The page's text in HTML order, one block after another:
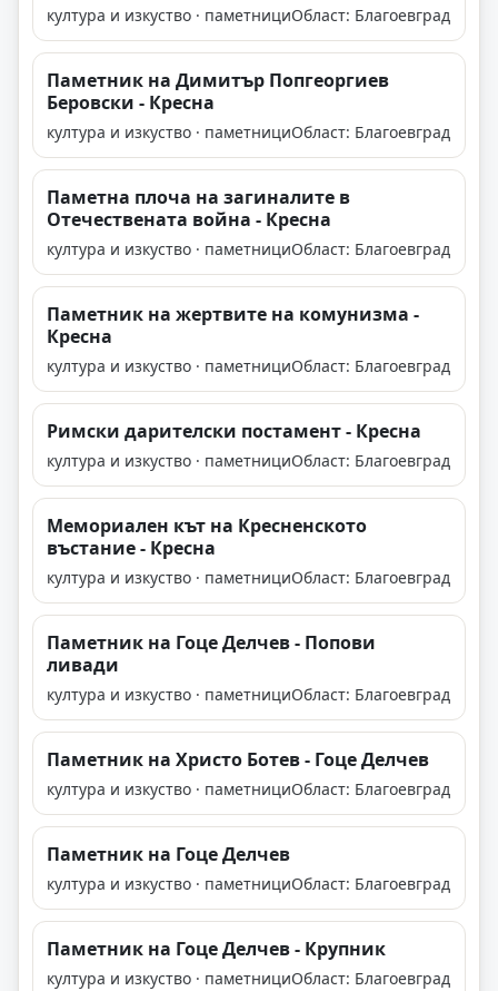
култура и изкуство · паметнициОбласт: Благоевград
Паметник на Димитър Попгеоргиев
Беровски - Кресна
култура и изкуство · паметнициОбласт: Благоевград
Паметна плоча на загиналите в
Отечествената война - Кресна
култура и изкуство · паметнициОбласт: Благоевград
Паметник на жертвите на комунизма -
Кресна
култура и изкуство · паметнициОбласт: Благоевград
Римски дарителски постамент - Кресна
култура и изкуство · паметнициОбласт: Благоевград
Мемориален кът на Кресненското
въстание - Кресна
култура и изкуство · паметнициОбласт: Благоевград
Паметник на Гоце Делчев - Попови
ливади
култура и изкуство · паметнициОбласт: Благоевград
Паметник на Христо Ботев - Гоце Делчев
култура и изкуство · паметнициОбласт: Благоевград
Паметник на Гоце Делчев
култура и изкуство · паметнициОбласт: Благоевград
Паметник на Гоце Делчев - Крупник
култура и изкуство · паметнициОбласт: Благоевград